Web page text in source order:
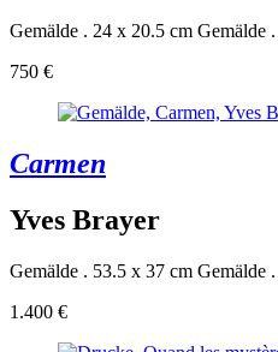
Gemälde . 24 x 20.5 cm Gemälde
750 €
Carmen
Yves Brayer
Gemälde . 53.5 x 37 cm Gemälde
1.400 €